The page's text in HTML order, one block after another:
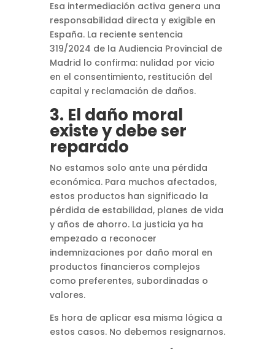
Esa intermediación activa genera una
responsabilidad directa y exigible en
España. La reciente sentencia
319/2024 de la Audiencia Provincial de
Madrid lo confirma: nulidad por vicio
en el consentimiento, restitución del
capital y reclamación de daños.
3. El daño moral
existe y debe ser
reparado
No estamos solo ante una pérdida
económica. Para muchos afectados,
estos productos han significado la
pérdida de estabilidad, planes de vida
y años de ahorro. La justicia ya ha
empezado a reconocer
indemnizaciones por daño moral en
productos financieros complejos
como preferentes, subordinadas o
valores.
Es hora de aplicar esa misma lógica a
estos casos. No debemos resignarnos.